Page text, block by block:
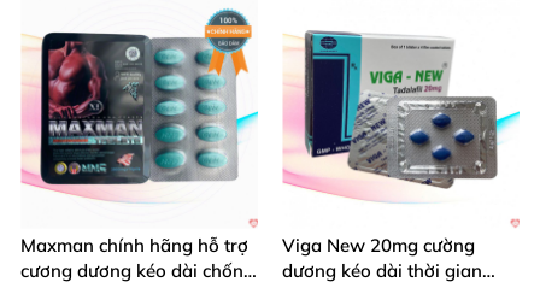
Maxman chính hãng hỗ trợ
cương dương kéo dài chống
Viga New 20mg cường
dương kéo dài thời gian